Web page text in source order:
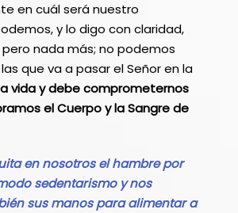
en cuál será nuestro
y lo digo con claridad,
nada más; no podemos
que va a pasar el Señor en la
vida y debe comprometernos
el Cuerpo y la Sangre de
en nosotros el hambre por
sedentarismo y nos
sus manos para alimentar a